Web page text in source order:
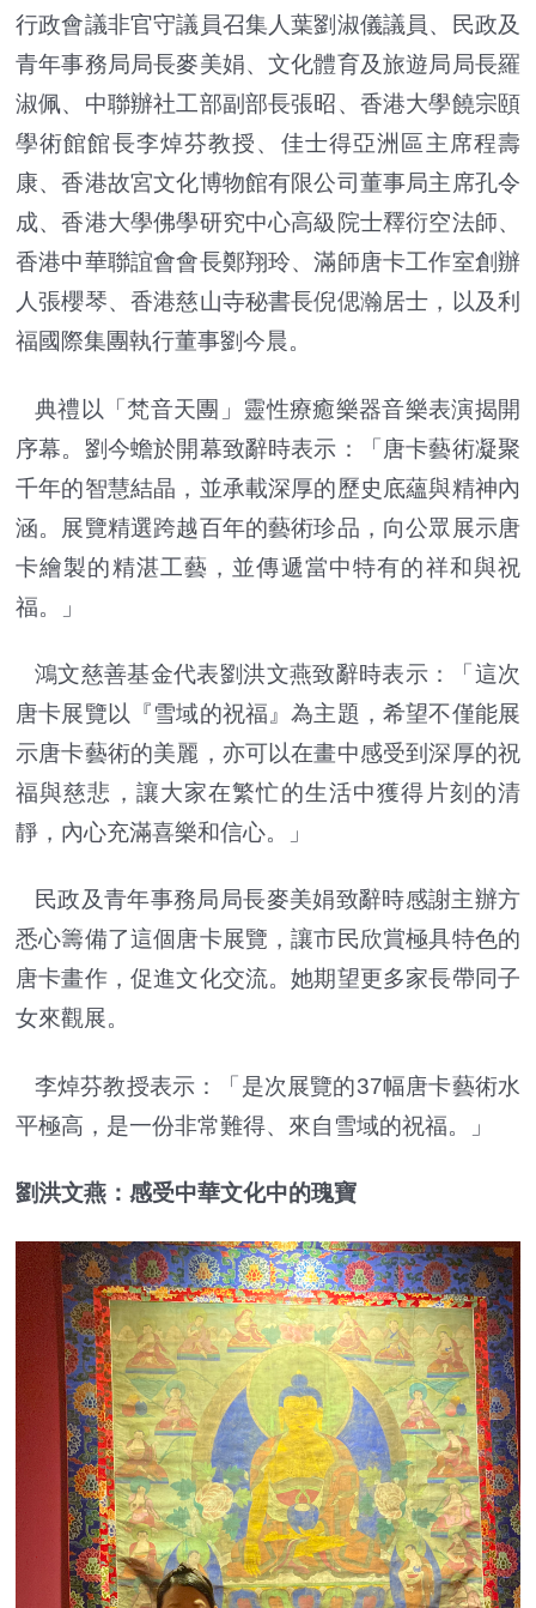
行政會議非官守議員召集人葉劉淑儀議員、民政及
青年事務局局長麥美娟、文化體育及旅遊局局長羅
淑佩、中聯辦社工部副部長張昭、香港大學饒宗頤
學術館館長李焯芬教授、佳士得亞洲區主席程壽
康、香港故宮文化博物館有限公司董事局主席孔令
成、香港大學佛學研究中心高級院士釋衍空法師、
香港中華聯誼會會長鄭翔玲、滿師唐卡工作室創辦
人張櫻琴、香港慈山寺秘書長倪偲瀚居士，以及利
福國際集團執行董事劉今晨。
典禮以「梵音天團」靈性療癒樂器音樂表演揭開
序幕。劉今蟾於開幕致辭時表示：「唐卡藝術凝聚
千年的智慧結晶，並承載深厚的歷史底蘊與精神內
涵。展覽精選跨越百年的藝術珍品，向公眾展示唐
卡繪製的精湛工藝，並傳遞當中特有的祥和與祝
福。」
鴻文慈善基金代表劉洪文燕致辭時表示：「這次
唐卡展覽以『雪域的祝福』為主題，希望不僅能展
示唐卡藝術的美麗，亦可以在畫中感受到深厚的祝
福與慈悲，讓大家在繁忙的生活中獲得片刻的清
靜，內心充滿喜樂和信心。」
民政及青年事務局局長麥美娟致辭時感謝主辦方
悉心籌備了這個唐卡展覽，讓市民欣賞極具特色的
唐卡畫作，促進文化交流。她期望更多家長帶同子
女來觀展。
李焯芬教授表示：「是次展覽的37幅唐卡藝術水
平極高，是一份非常難得、來自雪域的祝福。」
劉洪文燕：感受中華文化中的瑰寶